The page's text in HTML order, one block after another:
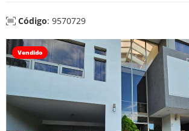
Código: 9570729
Vendido